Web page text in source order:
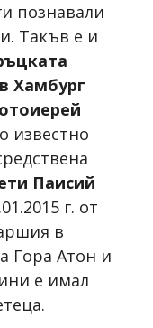
познавали
Такъв е и
Хамбург
известно
Паисий
г. от
в
Гора Атон и
е имал